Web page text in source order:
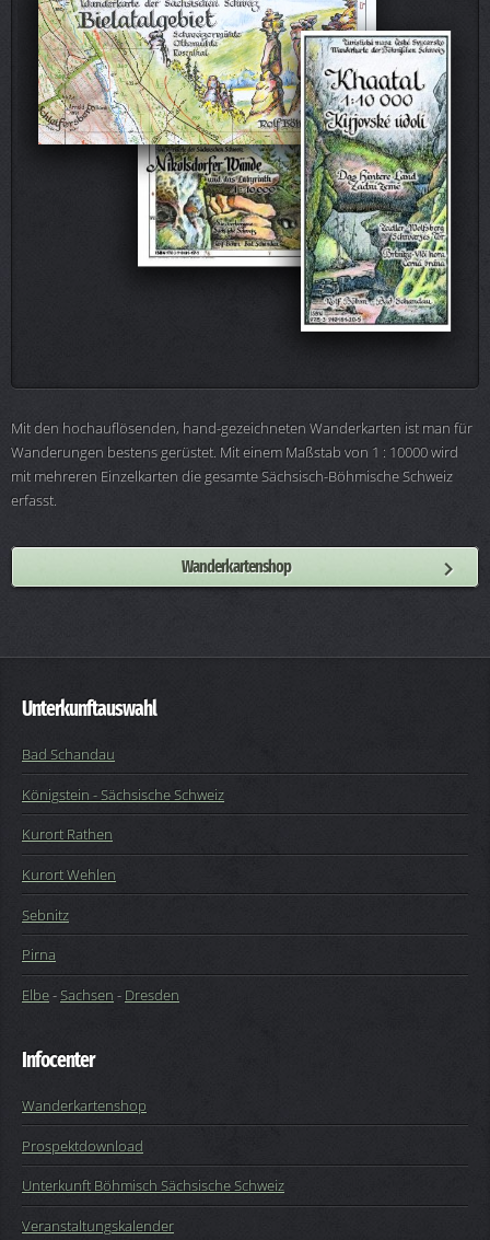
Mit den hochauflösenden, hand-gezeichneten Wanderkarten ist man für
Wanderungen bestens gerüstet. Mit einem Maßstab von 1 : 10000 wird
mit mehreren Einzelkarten die gesamte Sächsisch-Böhmische Schweiz
erfasst.
Wanderkartenshop
Unterkunftauswahl
Bad Schandau
Königstein - Sächsische Schweiz
Kurort Rathen
Kurort Wehlen
Sebnitz
Pirna
Elbe-Sachsen - Dresden
Infocenter
Wanderkartenshop
Prospektdownload
Unterkunft Böhmisch Sächsische Schweiz
Veranstaltungskalender